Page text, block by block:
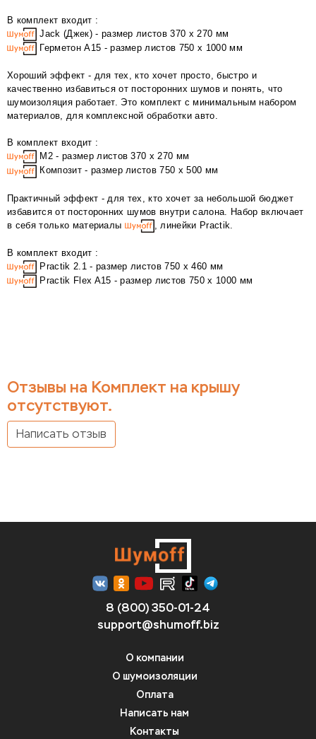
В комплект входит :
Jack (Джек) - размер листов 370 х 270 мм
Герметон А15 - размер листов 750 х 1000 мм
Хороший эффект - для тех, кто хочет просто, быстро и
качественно избавиться от посторонних шумов и понять, что
шумоизоляция работает. Это комплект с минимальным набором
материалов, для комплексной обработки авто.
В комплект входит :
М2 - размер листов 370 х 270 мм
Композит - размер листов 750 х 500 мм
Практичный эффект - для тех, кто хочет за небольшой бюджет
избавится от посторонних шумов внутри салона. Набор включает
в себя только материалы
, линейки Practik.
В комплект входит :
Practik 2.1 - размер листов 750 х 460 мм
Practik Flex A15 - размер листов 750 х 1000 мм
Отзывы на Комплект на крышу
отсутствуют.
Написать отзыв
8 (800) 350-01-24
support@shumoff.biz
О компании
О шумоизоляции
Оплата
Написать нам
Контакты